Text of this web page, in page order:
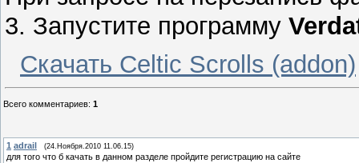
3. Запустите программу
Скачать Celtic Scrolls (addon)
Всего комментариев: 1
1 adrail (24.Ноября.2010 11.06.15)
для того что б качать в данном разделе пройдите регистрацию на сайте